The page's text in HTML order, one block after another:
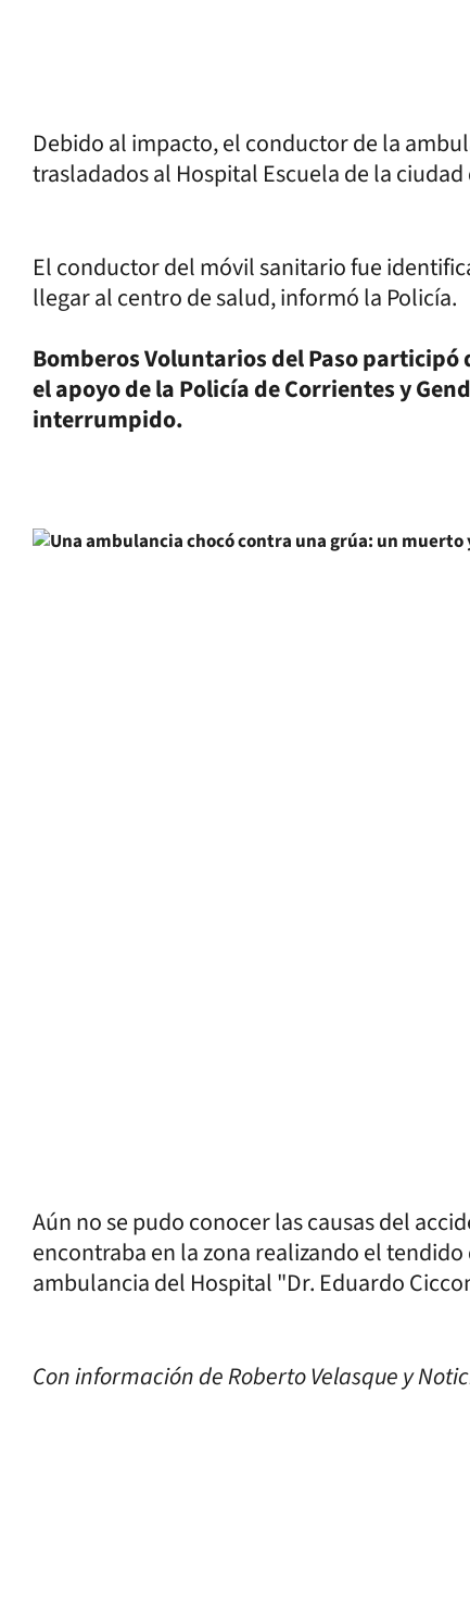
Debido al impacto, el conductor de la
trasladados al Hospital Escuela de la
El conductor del móvil sanitario fue
llegar al centro de salud, informó la Policía.
Bomberos Voluntarios del Paso participó
el apoyo de la Policía de Corrientes y
interrumpido.
Aún no se pudo conocer las causas del
encontraba en la zona realizando el
ambulancia del Hospital "Dr. Eduardo
Con información de Roberto Velasque y